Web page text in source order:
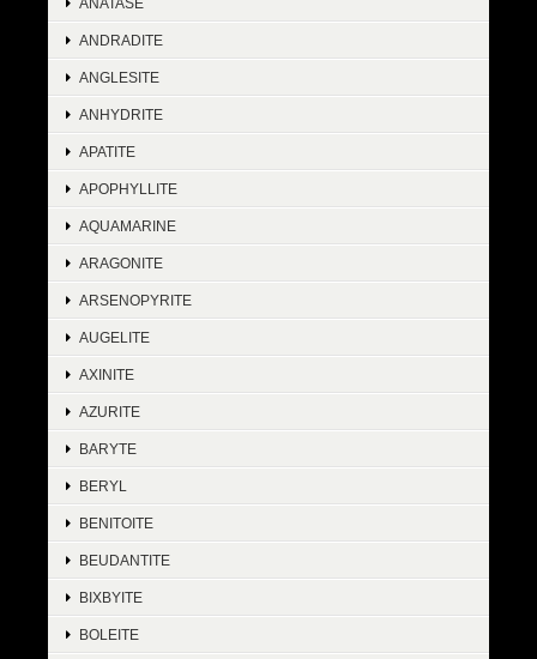
ANDRADITE
ANGLESITE
ANHYDRITE
APATITE
APOPHYLLITE
AQUAMARINE
ARAGONITE
ARSENOPYRITE
AUGELITE
AXINITE
AZURITE
BARYTE
BERYL
BENITOITE
BEUDANTITE
BIXBYITE
BOLEITE